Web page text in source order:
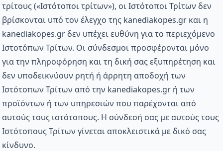
τρίτους («Ιστότοποι τρίτων»), οι Ιστότοποι Τρίτων δεν
βρίσκονται υπό τον έλεγχο της kanediakopes.gr και η
kanediakopes.gr δεν υπέχει ευθύνη για το περιεχόμενο
Ιστοτόπων Τρίτων. Οι σύνδεσμοι προσφέρονται μόνο
για την πληροφόρηση και τη δική σας εξυπηρέτηση και
δεν υποδεικνύουν ρητή ή άρρητη αποδοχή των
Ιστότοπων Τρίτων από την kanediakopes.gr ή των
προϊόντων ή των υπηρεσιών που παρέχονται από
αυτούς τους ιστότοπους. Η σύνδεσή σας με αυτούς τους
Ιστότοπους Τρίτων γίνεται αποκλειστικά με δικό σας
κίνδυνο.